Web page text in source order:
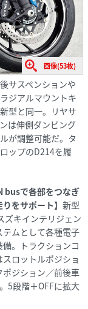
画像(53枚)
サスペンションや
ジアルマウントキ
型と同一。リヤサ
は伸側ダンピング
が調整可能だ。タ
ップのD214を履
busで各部をつなぎ
をサポート】 新型
ズキインテリジェン
テムとして各種電子
。トラクションコ
ロットルポジショ
ポジション／前後車
5段階＋OFFに拡大